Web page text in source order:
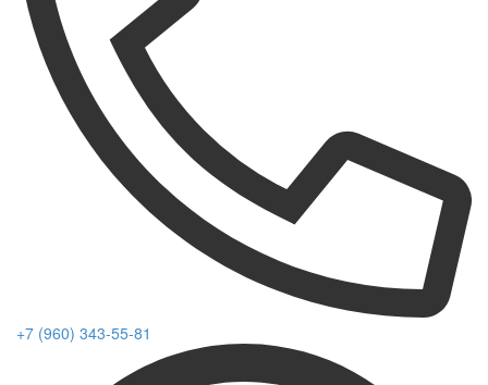
+7 (960) 343-55-81